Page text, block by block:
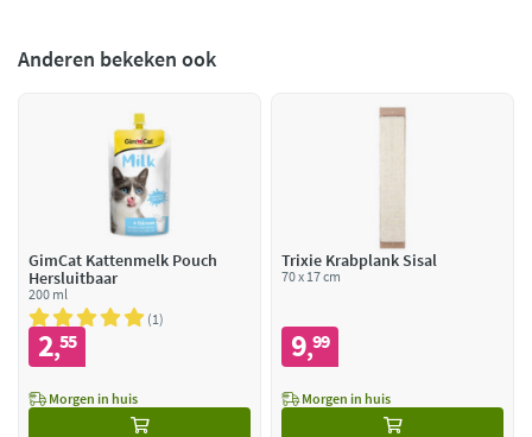
Anderen bekeken ook
GimCat Kattenmelk Pouch
Hersluitbaar
200 ml
1
2,55
Morgen in huis
Trixie Krabplank Sisal
70 x 17 cm
9,99
Morgen in huis